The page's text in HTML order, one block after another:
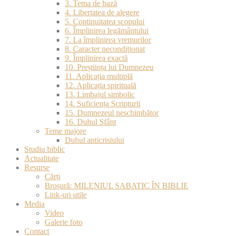
3. Tema de bază
4. Libertatea de alegere
5. Continuitatea scopului
6. Împlinirea legământului
7. La împlinirea vremurilor
8. Caracter necondiționat
9. Împlinirea exactă
10. Preștiința lui Dumnezeu
11. Aplicația multiplă
12. Aplicația spirituală
13. Limbajul simbolic
14. Suficiența Scripturii
15. Dumnezeul neschimbător
16. Duhul Sfânt
Teme majore
Duhul anticristului
Studiu biblic
Actualitate
Resurse
Cărți
Broșură: MILENIUL SABATIC ÎN BIBLIE
Link-uri utile
Media
Video
Galerie foto
Contact